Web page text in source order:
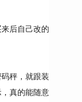
后自己改的
秤，就跟装
真的能随意